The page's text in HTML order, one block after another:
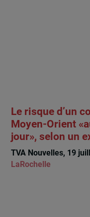
Le risque d’un
Moyen-Orient
jour», selon un
TVA Nouvelles, 19
LaRochelle